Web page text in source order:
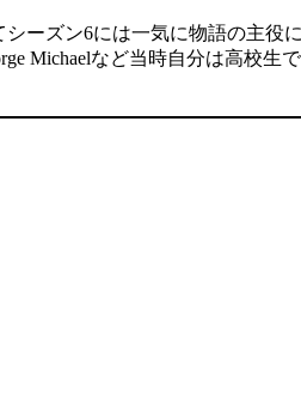
ーズン6には一気に物語の主
Michaelなど当時自分は高校